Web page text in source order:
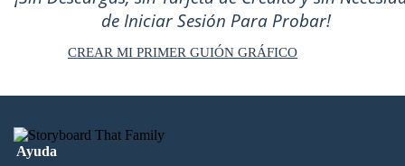
de Iniciar Sesión Para Probar!
CREAR MI PRIMER GUIÓN GRÁFICO
Ayuda